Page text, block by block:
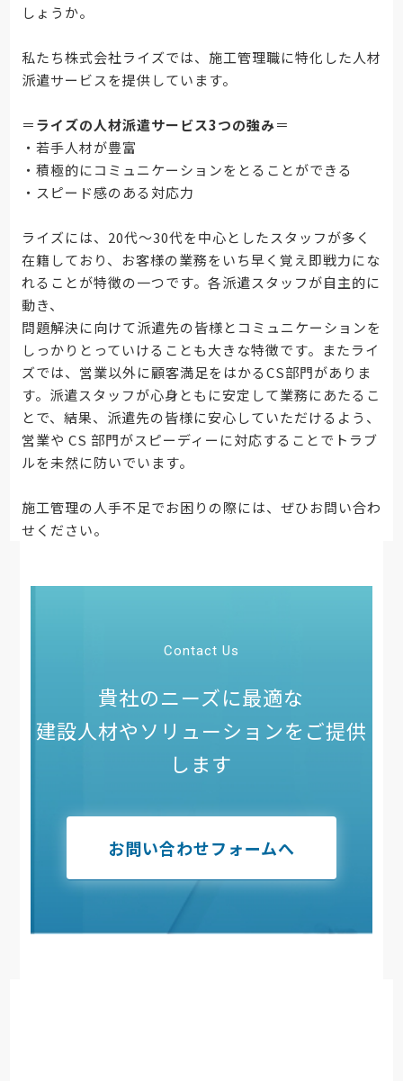
しょうか。
私たち株式会社ライズでは、施工管理職に特化した人材
派遣サービスを提供しています。
＝ライズの人材派遣サービス3つの強み＝
・若手人材が豊富
・積極的にコミュニケーションをとることができる
・スピード感のある対応力
ライズには、20代～30代を中心としたスタッフが多く
在籍しており、お客様の業務をいち早く覚え即戦力にな
れることが特徴の一つです。各派遣スタッフが自主的に
動き、
問題解決に向けて派遣先の皆様とコミュニケーションを
しっかりとっていけることも大きな特徴です。またライ
ズでは、営業以外に顧客満足をはかるCS部門がありま
す。派遣スタッフが心身ともに安定して業務にあたるこ
とで、結果、派遣先の皆様に安心していただけるよう、
営業や CS 部門がスピーディーに対応することでトラブ
ルを未然に防いでいます。
施工管理の人手不足でお困りの際には、ぜひお問い合わ
せください。
Contact Us
貴社のニーズに最適な
建設人材やソリューションをご提供
します
お問い合わせフォームへ